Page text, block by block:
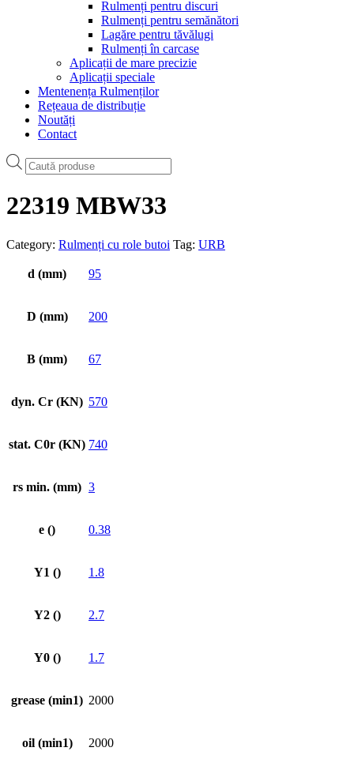
Rulmenți pentru discuri
Rulmenți pentru semănători
Lagăre pentru tăvălugi
Rulmenți în carcase
Aplicații de mare precizie
Aplicații speciale
Mentenența Rulmenților
Rețeaua de distribuție
Noutăți
Contact
Products
search
22319 MBW33
Category: Rulmenți cu role butoi Tag: URB
d (mm) 95
D (mm) 200
B (mm) 67
dyn. Cr (KN) 570
stat. C0r (KN) 740
rs min. (mm) 3
e () 0.38
Y1 () 1.8
Y2 () 2.7
Y0 () 1.7
grease (min1) 2000
oil (min1) 2000